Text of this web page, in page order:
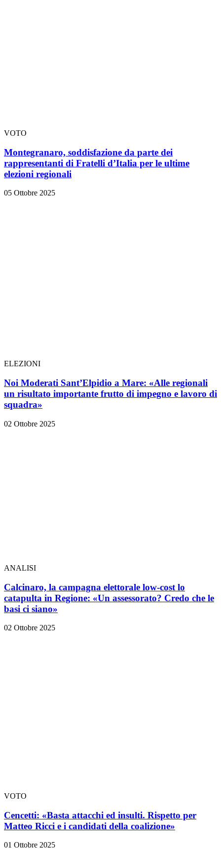
VOTO
Montegranaro, soddisfazione da parte dei
rappresentanti di Fratelli d’Italia per le ultime
elezioni regionali
05 Ottobre 2025
ELEZIONI
Noi Moderati Sant’Elpidio a Mare: «Alle regionali
un risultato importante frutto di impegno e lavoro di
squadra»
02 Ottobre 2025
ANALISI
Calcinaro, la campagna elettorale low-cost lo
catapulta in Regione: «Un assessorato? Credo che le
basi ci siano»
02 Ottobre 2025
VOTO
Cencetti: «Basta attacchi ed insulti. Rispetto per
Matteo Ricci e i candidati della coalizione»
01 Ottobre 2025